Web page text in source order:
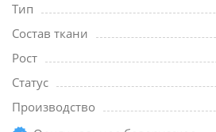
Тип
Состав ткани
Рост
Статус
Производство